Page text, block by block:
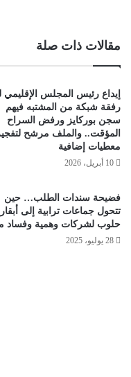
مقالات ذات صلة
إيداع رئيس المجلس الإقليمي
رفقة شبكة من المشتبه فيهم
سجن بوركايز ورفض السراح
المؤقت.. والملف مرشح
معطيات إضافية
10 أبريل، 2026
فضيحة سندات الطلب… حين
تتحول جماعات ترابية إلى أبقار
حلوب لشركات وهمية وفساد
28 يوليو، 2025